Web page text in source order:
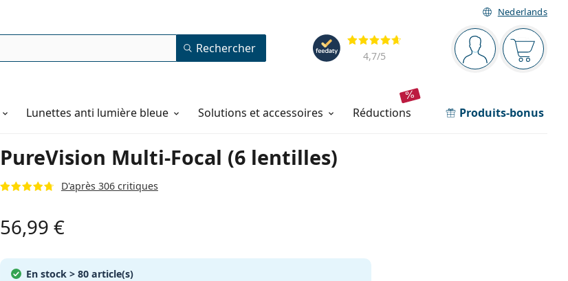
Nederlands
Barre de navigation
Vous êtesVotre
Évaluation
4,7/5
Rechercher
Lunettes anti lumière bleue Solutions et accessoires réductions Produits-bonus
PureVision Multi-Focal (6 lentilles)
D'après 306 critiques
56,99 €
En stock > 80 article(s)